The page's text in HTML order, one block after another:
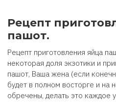
Рецепт
пашот.
Рецепт приготовления яйца
некоторая доля экзотики и
пашот, Ваша жена (если
будет в полном восторге и на
обречены, делать это каждое